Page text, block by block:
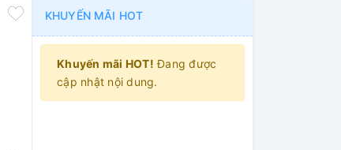
KHUYẾN MÃI HOT
Khuyến mãi HOT! Đang được
cập nhật nội dung.